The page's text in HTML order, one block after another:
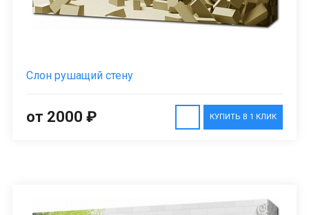
Слон рушащий стену
КУПИТЬ В 1 КЛИК
от 2000 ₽